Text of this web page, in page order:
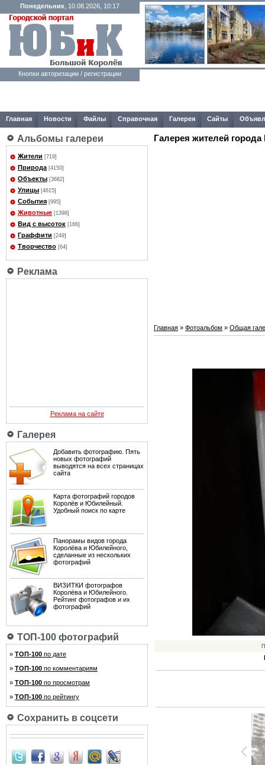
Понедельник , 10.08.2026, 10:17
Кнопки авторизации / регистрации
Главная Новости Файлы Справочная Галерея Сайты
Альбомы галереи
Жители [719]
Природа [4150]
Объекты [3682]
Улицы [4615]
События [995]
Животные [1398]
Вид с высоток [166]
Граффити [249]
Творчество [64]
Реклама
Реклама на сайте
Галерея
Добавить фотографию. Пять
новых фотографий
выводятся на всех страницах
сайта
Карта фотографий городов
Королёв и Юбилейный.
Удобный поиск по карте
Панорамы видов города
Королёва и Юбилейного,
сделанные из нескольких
фотографий
ВИЗИТКИ фотографов
Королёва и Юбилейного.
Рейтинг фотографов и их
фотографий
ТОП-100 фотографий
» ТОП-100 по дате
» ТОП-100 по комментариям
» ТОП-100 по просмотрам
» ТОП-100 по рейтингу
Сохранить в соцсети
Галерея жителей города
Главная » Фотоальбом » Общая